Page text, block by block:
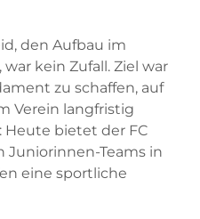
den Aufbau im
kein Zufall. Ziel war
zu schaffen, auf
Verein langfristig
Heute bietet der FC
Teams in
eine sportliche